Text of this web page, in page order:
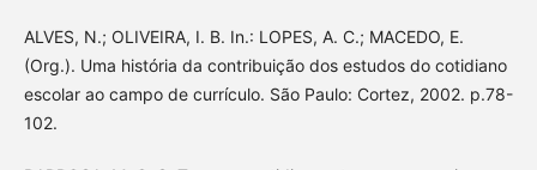
ALVES, N.; OLIVEIRA, I. B. In.: LOPES, A. C.; MACEDO, E.
(Org.). Uma história da contribuição dos estudos do cotidiano
escolar ao campo de currículo. São Paulo: Cortez, 2002. p.78-
102.